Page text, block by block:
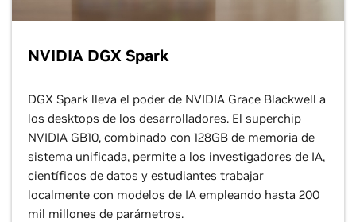
Fusionar IA en Tiempo Real con Gemelos
Digitales
NVIDIA DGX Spark
DGX Spark lleva el poder de NVIDIA Grace Blackwell a
los desktops de los desarrolladores. El superchip
NVIDIA GB10, combinado con 128GB de memoria de
sistema unificada, permite a los investigadores de IA,
científicos de datos y estudiantes trabajar
localmente con modelos de IA empleando hasta 200
mil millones de parámetros.